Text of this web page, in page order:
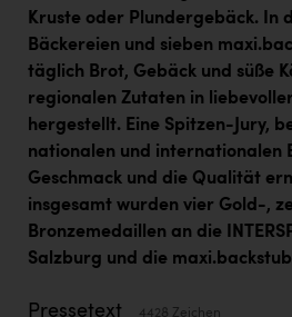
INTERSPAR
Jesolo
Jane Goodall Institute Austria
Kärcher
Karin Liedl
KEBA
KIWI Kinderwunsch Institut Dr.
Kruste oder Plundergebäck. In
Bäckereien und sieben
täglich Brot, Gebäck und süße
regionalen Zutaten in
hergestellt. Eine Spitzen-Jury,
nationalen und internationalen
Geschmack und die Qualität
insgesamt wurden vier Gold-,
Bronzemedaillen an die
Salzburg und die
Pressetext 4428 Zeichen